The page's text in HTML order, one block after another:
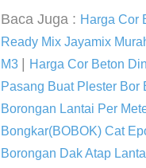
Baca Juga : Harga Cor
Ready Mix Jayamix
M3
Harga Cor Beton
Pasang Buat Plester Bor
Borongan Lantai Per
Bongkar(BOBOK) Cat
Borongan Dak Atap